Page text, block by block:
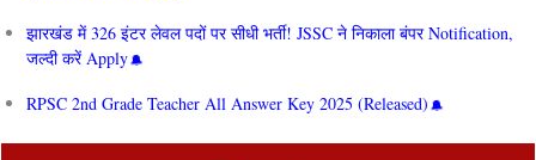
झारखंड में 326 इंटर लेवल पदों पर सीधी भर्ती! JSSC ने निकाला बंपर Notification,
जल्दी करें Apply
RPSC 2nd Grade Teacher All Answer Key 2025 (Released)